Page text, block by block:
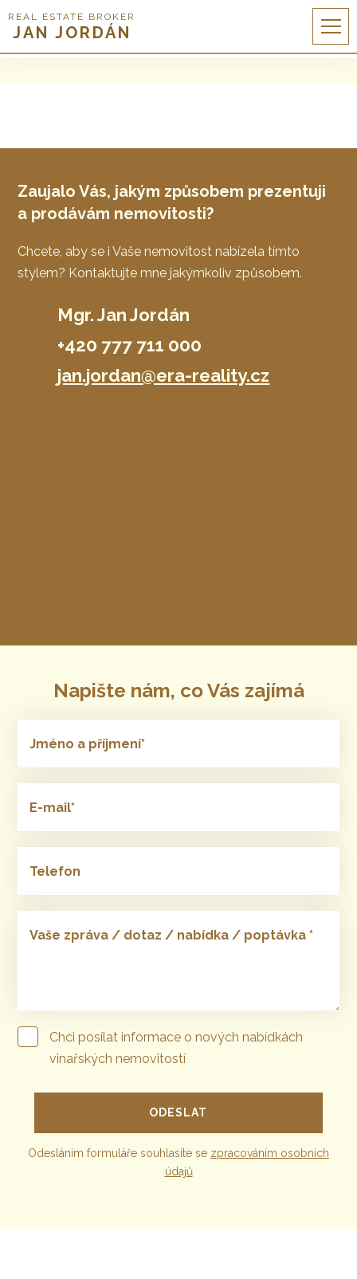
REAL ESTATE BROKER
JAN JORDÁN
Zaujalo Vás, jakým způsobem prezentuji
a prodávám nemovitosti?
Chcete, aby se i Vaše nemovitost nabízela tímto
stylem? Kontaktujte mne jakýmkoliv způsobem.
Mgr. Jan Jordán
+420 777 711 000
jan.jordan@era-reality.cz
Napište nám, co Vás zajímá
Jméno a příjmení*
E-mail*
Telefon
Vaše zpráva / dotaz / nabídka / poptávka *
Chci posílat informace o nových nabídkách
vinařských nemovitostí
Odesláním formuláře souhlasíte se zpracováním osobních
údajů